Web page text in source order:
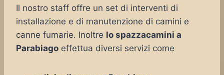
Il nostro staff offre un set di interventi di
installazione e di manutenzione di camini e
canne fumarie. Inoltre lo spazzacamini a
Parabiago effettua diversi servizi come